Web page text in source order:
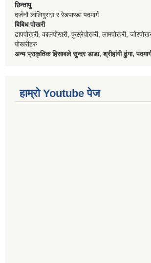
छिन्तापु
दर्जनौ लालिगुरास र रेडपाण्डा पदमार्ग
बिबिध पोखरी
ढापपोखरी, कालपोखरी, फुस्रेपोखरी, लामपोखरी,
पोखरीहरु
अन्य प्राकृतिक हिसाबले सुन्दर डाडा, श्रीहांगी ढुंगा,
हाम्रो Youtube पेज